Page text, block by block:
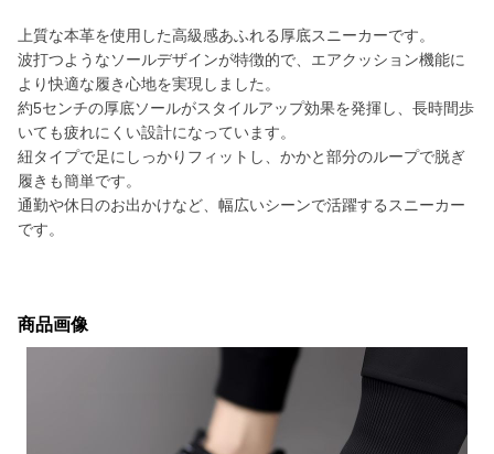
上質な本革を使用した高級感あふれる厚底スニーカーです。
波打つようなソールデザインが特徴的で、エアクッション機能に
より快適な履き心地を実現しました。
約5センチの厚底ソールがスタイルアップ効果を発揮し、長時間歩
いても疲れにくい設計になっています。
紐タイプで足にしっかりフィットし、かかと部分のループで脱ぎ
履きも簡単です。
通勤や休日のお出かけなど、幅広いシーンで活躍するスニーカー
です。
商品画像